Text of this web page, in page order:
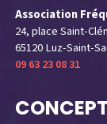
Association
24, place Saint-
65120 Luz-Saint-
09 63 23 08 31